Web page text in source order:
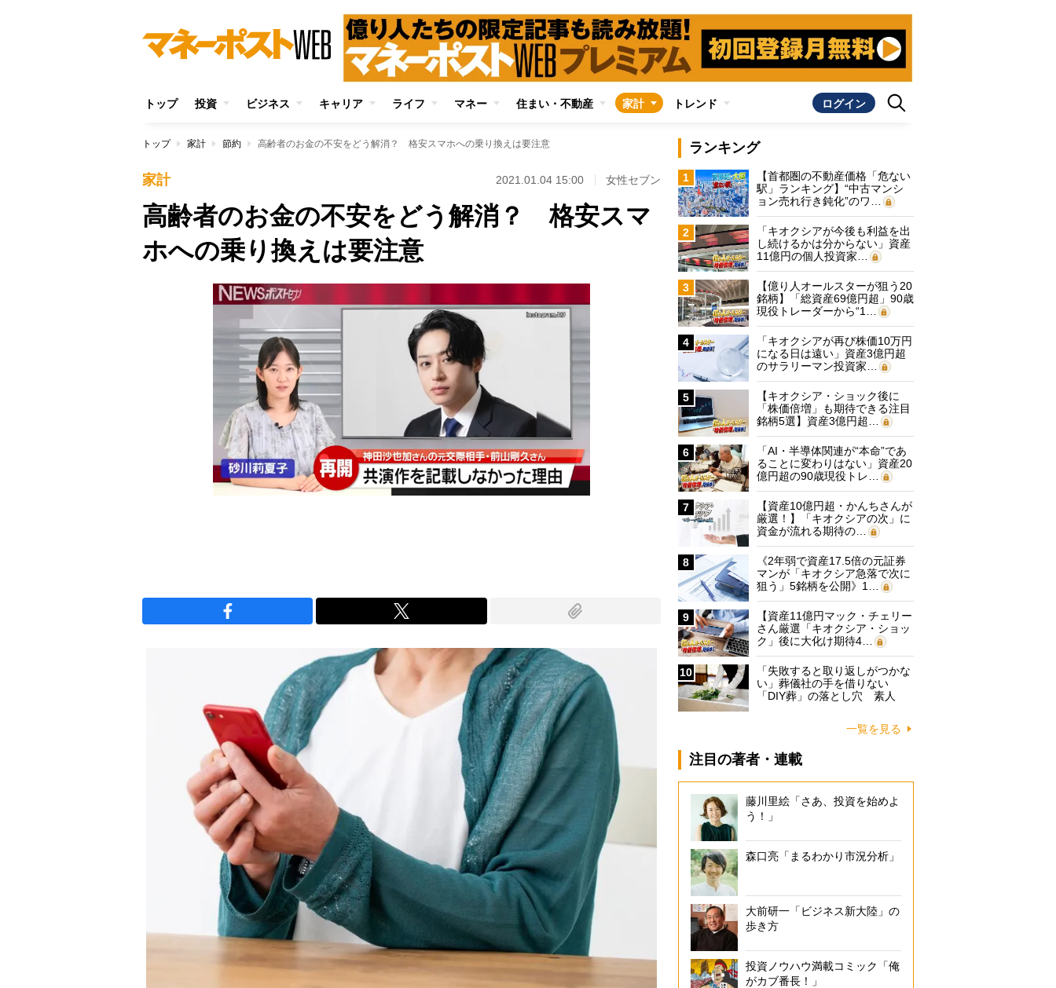
トップ 投資 ビジネス キャリア ライフ マネー 住まい・不動産 家計 トレンド ログイン
トップ 家計 節約 高齢者のお金の不安をどう解消？ 格安スマホへの乗り換えは要注意
家計 2021.01.04 15:00 女性セブン
高齢者のお金の不安をどう解消？ 格安スマ
ホへの乗り換えは要注意
ランキング
1
【首都圏の不動産価格「危ない
駅」ランキング】“中古マンシ
ョン売れ行き鈍化”のワ…
2
「キオクシアが今後も利益を出
し続けるかは分からない」資産
11億円の個人投資家…
3
【億り人オールスターが狙う20
銘柄】「総資産69億円超」90歳
現役トレーダーから“1…
4
「キオクシアが再び株価10万円
になる日は遠い」資産3億円超
のサラリーマン投資家…
5
【キオクシア・ショック後に
「株価倍増」も期待できる注目
銘柄5選】資産3億円超…
6
「AI・半導体関連が“本命”であ
ることに変わりはない」資産20
億円超の90歳現役トレ…
7
【資産10億円超・かんちさんが
厳選！】「キオクシアの次」に
資金が流れる期待の…
8
《2年弱で資産17.5倍の元証券
マンが「キオクシア急落で次に
狙う」5銘柄を公開》1…
9
【資産11億円マック・チェリー
さん厳選「キオクシア・ショッ
ク」後に大化け期待4…
10
「失敗すると取り返しがつかな
い」葬儀社の手を借りない
「DIY葬」の落とし穴 素人
一覧を見る
注目の著者・連載
藤川里絵「さあ、投資を始めよ
う！」
森口亮「まるわかり市況分析」
大前研一「ビジネス新大陸」の
歩き方
投資ノウハウ満載コミック「俺
がカブ番長！」